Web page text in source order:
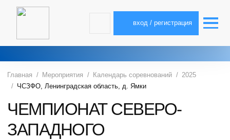
вход / регистрация
Главная Мероприятия Календарь соревнований
2025
ЧСЗФО, Ленинградская область, д. Ямки
ЧЕМПИОНАТ СЕВЕРО-
ЗАПАДНОГО